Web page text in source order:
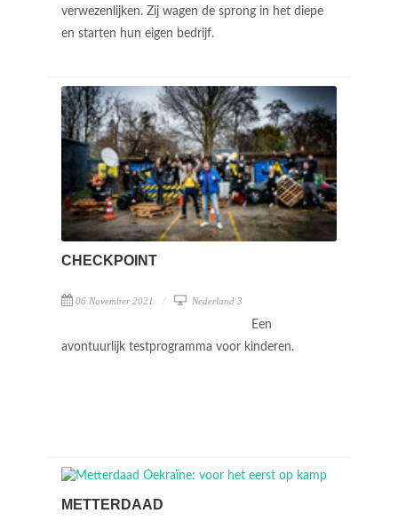
verwezenlijken. Zij wagen de sprong in het diepe
en starten hun eigen bedrijf.
CHECKPOINT
06 November 2021 Nederland 3
Een
avontuurlijk testprogramma voor kinderen.
METTERDAAD